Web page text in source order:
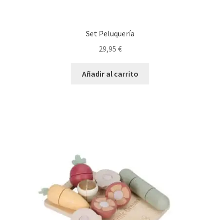
Set Peluquería
29,95 €
Añadir al carrito